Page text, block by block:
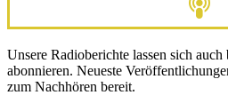
Unsere Radioberichte lassen sich auch
abonnieren. Neueste
zum Nachhören bereit.